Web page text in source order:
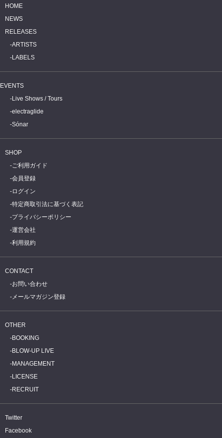
HOME
NEWS
RELEASES
ARTISTS
LABELS
EVENTS
Live Shows / Tours
electraglide
Sónar
SHOP
ご利用ガイド
会員登録
ログイン
特定商取引法に基づく表記
プライバシーポリシー
運営会社
利用規約
CONTACT
お問い合わせ
メールマガジン登録
OTHER
BOOKING
BLOW-UP LIVE
MANAGEMENT
LICENSE
RECRUIT
Twitter
Facebook